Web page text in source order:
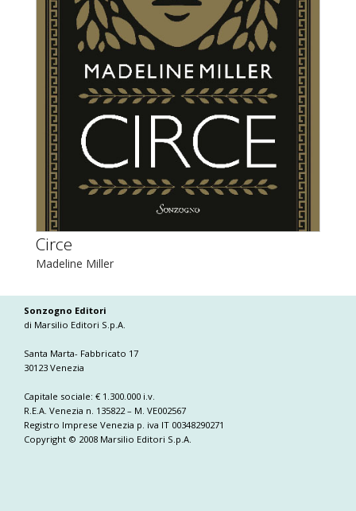
Circe
Madeline Miller
Sonzogno Editori
di Marsilio Editori S.p.A.
Santa Marta- Fabbricato 17
30123 Venezia
Capitale sociale: € 1.300.000 i.v.
R.E.A. Venezia n. 135822 – M. VE002567
Registro Imprese Venezia p. iva IT 00348290271
Copyright © 2008 Marsilio Editori S.p.A.